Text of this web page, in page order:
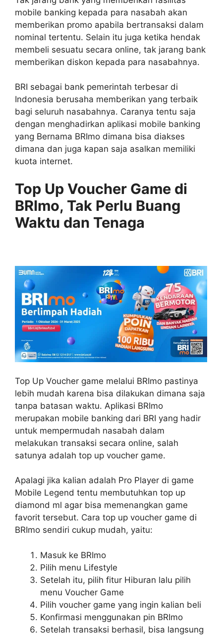
mobile banking kepada para nasabah akan
memberikan promo apabila bertransaksi dalam
nominal tertentu. Selain itu juga ketika hendak
membeli sesuatu secara online, tak jarang bank
memberikan diskon kepada para nasabahnya.
BRI sebagai bank pemerintah terbesar di
Indonesia berusaha memberikan yang terbaik
bagi seluruh nasabahnya. Caranya tentu saja
dengan menghadirkan aplikasi mobile banking
yang Bernama BRImo dimana bisa diakses
dimana dan juga kapan saja asalkan memiliki
kuota internet.
Top Up Voucher Game di
BRImo, Tak Perlu Buang
Waktu dan Tenaga
Top Up Voucher game melalui BRImo pastinya
lebih mudah karena bisa dilakukan dimana saja
tanpa batasan waktu. Aplikasi BRImo
merupakan mobile banking dari BRI yang hadir
untuk mempermudah nasabah dalam
melakukan transaksi secara online, salah
satunya adalah top up voucher game.
Apalagi jika kalian adalah Pro Player di game
Mobile Legend tentu membutuhkan top up
diamond ml agar bisa memenangkan game
favorit tersebut. Cara top up voucher game di
BRImo sendiri cukup mudah, yaitu:
Masuk ke BRImo
Pilih menu Lifestyle
Setelah itu, pilih fitur Hiburan lalu pilih
menu Voucher Game
Pilih voucher game yang ingin kalian beli
Konfirmasi menggunakan pin BRImo
Setelah transaksi berhasil, bisa langsung